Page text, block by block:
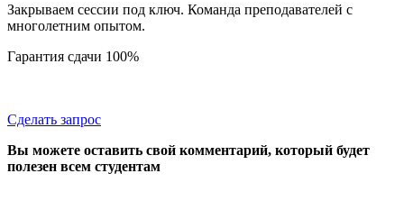
Закрываем сессии под ключ. Команда преподавателей с
многолетним опытом.
Гарантия сдачи 100%
Сделать запрос
Вы можете оставить свой комментарий, который будет
полезен всем студентам